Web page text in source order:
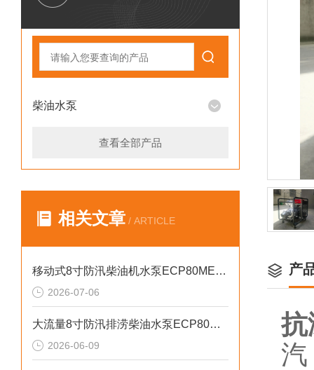
柴油水泵
查看全部产品
相关文章 / ARTICLE
移动式8寸防汛柴油机水泵ECP80ME产品介绍
2026-07-06
大流量8寸防汛排涝柴油水泵ECP80ME产品介绍
2026-06-09
产
抗